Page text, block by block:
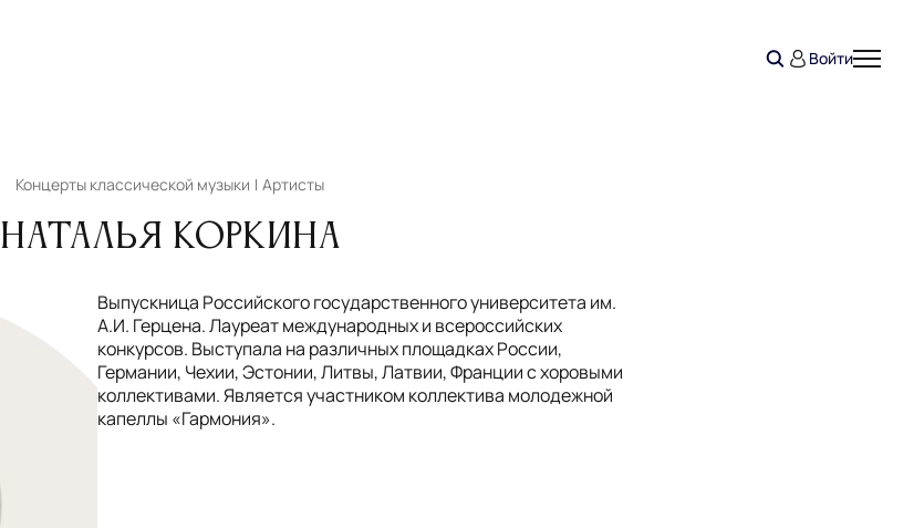
Войти
Концерты классической музыки Артисты
Наталья Коркина
Выпускница Российского государственного университета им.
А.И. Герцена. Лауреат международных и всероссийских
конкурсов. Выступала на различных площадках России,
Германии, Чехии, Эстонии, Литвы, Латвии, Франции с хоровыми
коллективами. Является участником коллектива молодежной
капеллы «Гармония».